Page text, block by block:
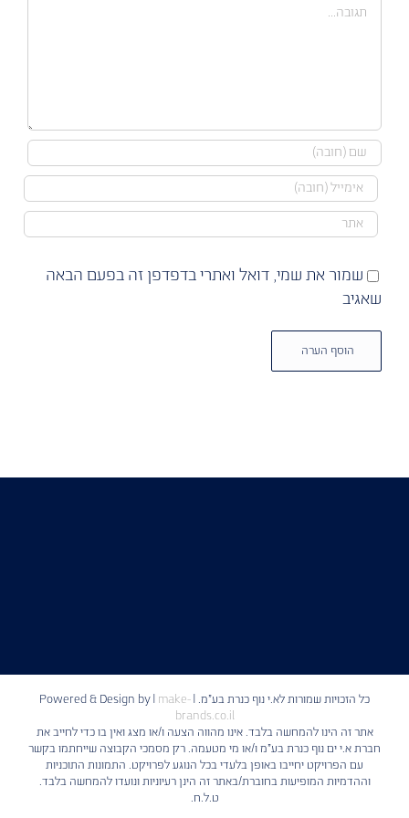
הערה
שמור את שמי, דואל ואתרי בדפדפן זה בפעם הבאה
שאגיב
כל הזכויות שמורות לא.י נוף כנרת בע"מ. | Powered & Design by | make-
brands.co.il
אתר זה הינו להמחשה בלבד. אינו מהווה הצעה ו/או מצג ואין בו כדי לחייב את
חברת א.י ים נוף כנרת בע"מ ו/או מי מטעמה. רק מסמכי הקבוצה שייחתמו בקשר
עם הפרויקט יחייבו באופן בלעדי בכל הנוגע לפרויקט. התמונות התוכניות
וההדמיות המופיעות בחוברת/באתר זה הינן רעיוניות ונועדו להמחשה בלבד.
ט.ל.ח.